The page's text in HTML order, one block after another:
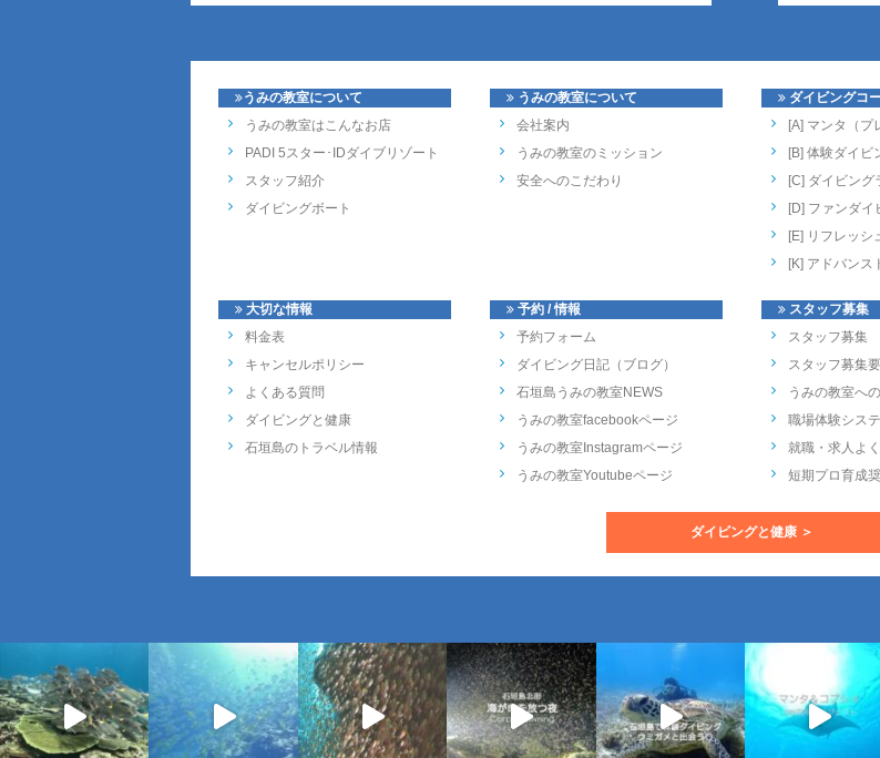
うみの教室について
うみの教室はこんなお店
PADI 5スター･IDダイブリゾート
スタッフ紹介
ダイビングボート
大切な情報
料金表
キャンセルポリシー
よくある質問
ダイビングと健康
石垣島のトラベル情報
うみの教室について
会社案内
うみの教室のミッション
安全へのこだわり
予約 / 情報
予約フォーム
ダイビング日記（ブログ）
石垣島うみの教室NEWS
うみの教室facebookページ
うみの教室Instagramページ
うみの教室Youtubeページ
ダイビングコ
[A] マンタ（プ
[B] 体験ダイビ
[C] ダイビング
[D] ファンダイ
[E] リフレッシ
[K] アドバンス
スタッフ募集
スタッフ募集
スタッフ募集
うみの教室へ
職場体験シス
就職・求人よ
短期プロ育成
ダイビングと健康 ＞